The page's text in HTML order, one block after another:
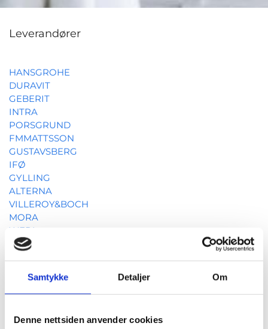
Samtykke Detaljer Om
Denne nettsiden anvender cookies
Leverandører
HANSGROHE
DURAVIT
GEBERIT
INTRA
PORSGRUND
FMMATTSSON
GUSTAVSBERG
IFØ
GYLLING
ALTERNA
VILLEROY&BOCH
MORA
WEDI
GROHE
FOSS BAD
BLUCHER
ALTECK